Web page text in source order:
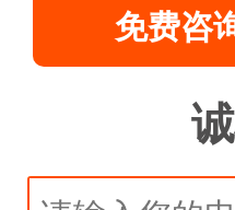
免费咨